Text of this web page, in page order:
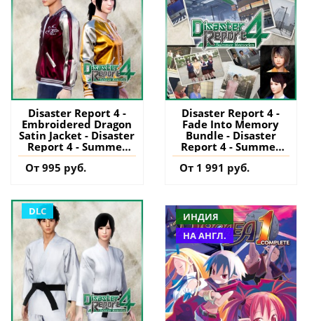
Disaster Report 4 -
Embroidered Dragon
Satin Jacket - Disaster
Report 4 - Summer
Memories - PS4
(Турция) купить
От 995 руб.
Disaster Report 4 -
Fade Into Memory
Bundle - Disaster
Report 4 - Summer
Memories - PS4
(Турция) купить
От 1 991 руб.
DLC
ИНДИЯ
НА АНГЛ.